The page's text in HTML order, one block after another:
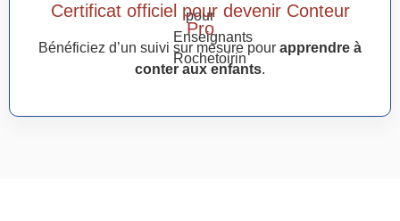
Certificat officiel pour devenir Conteur
Pro
Bénéficiez d’un suivi sur mesure pour apprendre à
conter aux enfants.